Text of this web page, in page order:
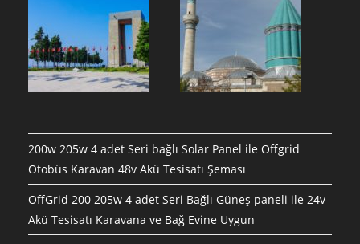
200w 205w 4 adet Seri bağlı Solar Panel ile Offgrid
Otobüs Karavan 48v Akü Tesisatı Şeması
OffGrid 200 205w 4 adet Seri Bağlı Güneş paneli ile 24v
Akü Tesisatı Karavana ve Bağ Evine Uygun